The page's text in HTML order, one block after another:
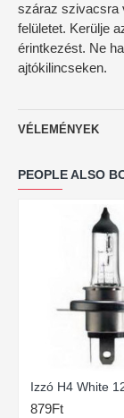
száraz szivacsra
felületet. Kerülje
érintkezést. Ne
ajtókilincseken.
VÉLEMÉNYEK
PEOPLE ALSO
879Ft